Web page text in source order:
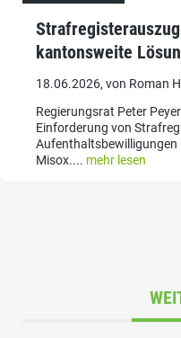
kantonsweite
18.06.2026, von Roman
Regierungsrat Peter
Einforderung von
Aufenthaltsbewilligungen
Misox.... mehr lesen